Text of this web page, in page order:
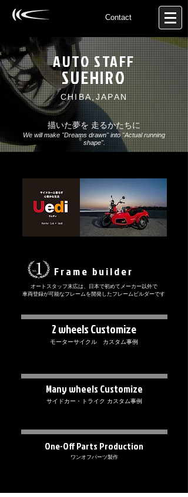
Contact
AUTO STAFF
SUEHIRO
CHIBA,JAPAN
描いた夢を 走るかたちに
We will make "Dreams drawn" into "Actual running
shape".
Frame builder
オートスタッフ末広は、
日本で初めてメーカー以外で
車両登録が可能なフレームを 開発したフレームビルダーです
2 wheels Customize
モーターサイクル カスタム事例
Many wheels Customize
サイドカー・トライク カスタム事例
One-Off Parts Production
ワンオフパーツ製作